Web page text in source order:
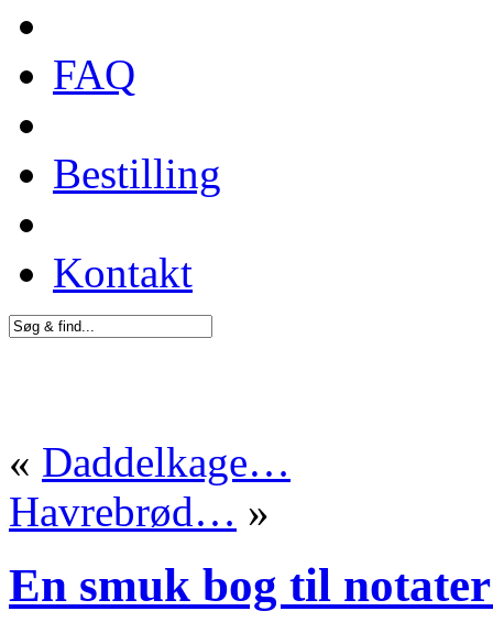
FAQ
Bestilling
Kontakt
« Daddelkage…
Havrebrød… »
En smuk bog til